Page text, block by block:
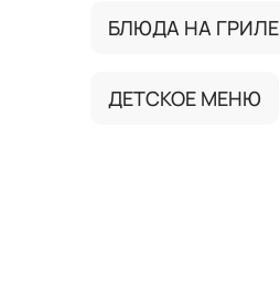
БЛЮДА НА ГРИЛЕ
ДЕТСКОЕ МЕНЮ